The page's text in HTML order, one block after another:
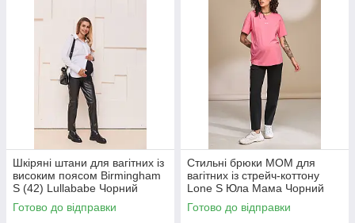
Шкіряні штани для вагітних із
високим поясом Birmingham
S (42) Lullababe Чорний
Готово до відправки
Стильні брюки МОМ для
вагітних із стрейч-коттону
Lone S Юла Мама Чорний
TR-33.021
Готово до відправки